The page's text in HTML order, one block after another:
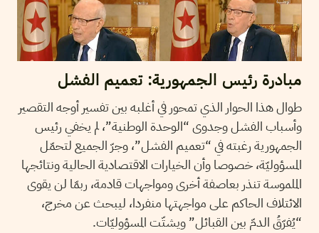
مبادرة رئيس الجمهورية: تعميم الفشل
طوال هذا الحوار الذي تمحور في أغلبه بين تفسير أوجه التقصير
وأسباب الفشل وجدوى “الوحدة الوطنية”، لم يخفي رئيس
الجمهورية رغبته في “تعميم الفشل”، وجرّ الجميع لتحمّل
المسؤوليّة، خصوصا وأن الخيارات الاقتصادية الحالية ونتائجها
الملموسة تنذر بعاصفة أخرى ومواجهات قادمة، ربمّا لن يقوى
الائتلاف الحاكم على مواجهتها منفردا، ليبحث عن مخرج،
“يُفرّقُ الدمّ بين القبائل” ويشتّت المسؤوليّات.